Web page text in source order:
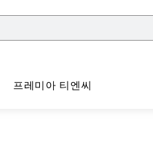
프레미아 티엔씨